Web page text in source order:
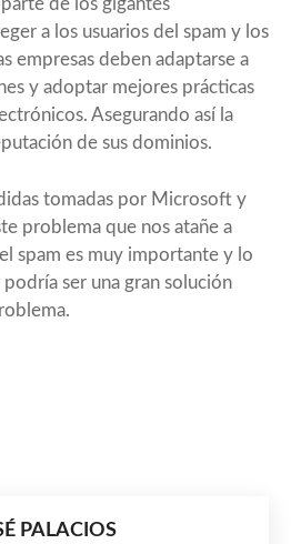
de los gigantes
a los usuarios del spam y los
empresas deben adaptarse a
y adoptar mejores prácticas
Asegurando así la
de sus dominios.
tomadas por Microsoft y
problema que nos atañe a
spam es muy importante y lo
ser una gran solución
PALACIOS